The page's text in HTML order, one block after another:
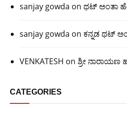
sanjay gowda on ಥಟ್ ಅಂತಾ
sanjay gowda on ಕನ್ನಡ ಥಟ್
VENKATESH on ಶ್ರೀ ನಾರಾಯಣ
CATEGORIES